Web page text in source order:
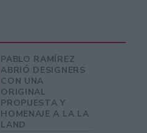
PABLO RAMÍREZ
ABRIÓ DESIGNERS
CON UNA
ORIGINAL
PROPUESTA Y
HOMENAJE A LA LA
LAND